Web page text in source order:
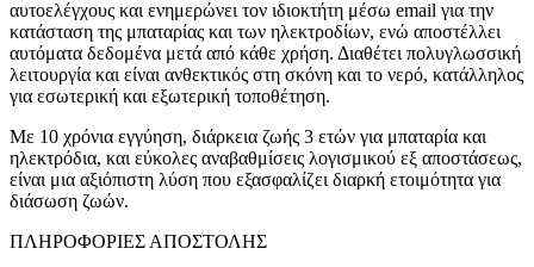
αυτοελέγχους και ενημερώνει τον ιδιοκτήτη μέσω email για την
κατάσταση της μπαταρίας και των ηλεκτροδίων, ενώ αποστέλλει
αυτόματα δεδομένα μετά από κάθε χρήση. Διαθέτει πολυγλωσσική
λειτουργία και είναι ανθεκτικός στη σκόνη και το νερό, κατάλληλος
για εσωτερική και εξωτερική τοποθέτηση.
Με 10 χρόνια εγγύηση, διάρκεια ζωής 3 ετών για μπαταρία και
ηλεκτρόδια, και εύκολες αναβαθμίσεις λογισμικού εξ αποστάσεως,
είναι μια αξιόπιστη λύση που εξασφαλίζει διαρκή ετοιμότητα για
διάσωση ζωών.
ΠΛΗΡΟΦΟΡΙΕΣ ΑΠΟΣΤΟΛΗΣ